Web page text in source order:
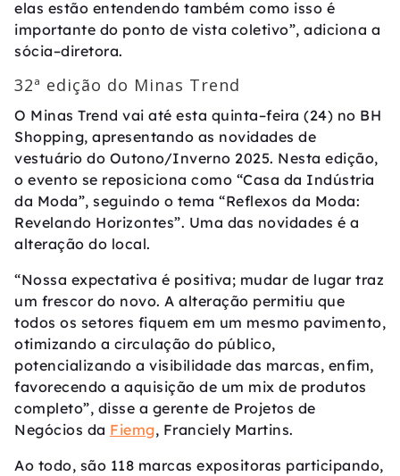
elas estão entendendo também como isso é
importante do ponto de vista coletivo”, adiciona a
sócia–diretora.
32ª edição do Minas Trend
O Minas Trend vai até esta quinta–feira (24) no BH
Shopping, apresentando as novidades de
vestuário do Outono/Inverno 2025. Nesta edição,
o evento se reposiciona como “Casa da Indústria
da Moda”, seguindo o tema “Reflexos da Moda:
Revelando Horizontes”. Uma das novidades é a
alteração do local.
“Nossa expectativa é positiva; mudar de lugar traz
um frescor do novo. A alteração permitiu que
todos os setores fiquem em um mesmo pavimento,
otimizando a circulação do público,
potencializando a visibilidade das marcas, enfim,
favorecendo a aquisição de um mix de produtos
completo”, disse a gerente de Projetos de
Negócios da Fiemg, Franciely Martins.
Ao todo, são 118 marcas expositoras participando,